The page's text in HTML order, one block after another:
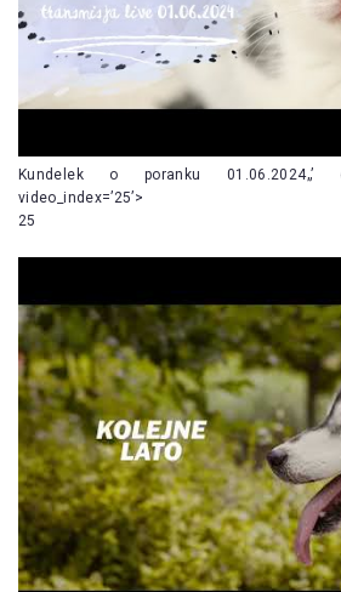
Kundelek o poranku 01.06.2024„’
video_index=’25’>
25